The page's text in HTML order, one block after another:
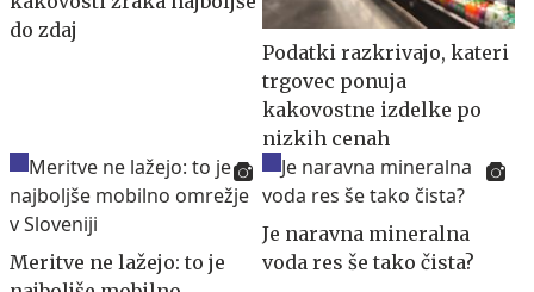
do zdaj
Podatki razkrivajo, kateri
trgovec ponuja
kakovostne izdelke po
nizkih cenah
Meritve ne lažejo: to je
Je naravna mineralna
voda res še tako čista?